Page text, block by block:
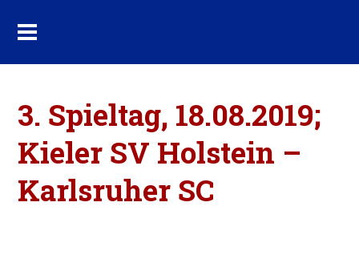
3. Spieltag, 18.08.2019;
Kieler SV Holstein –
Karlsruher SC